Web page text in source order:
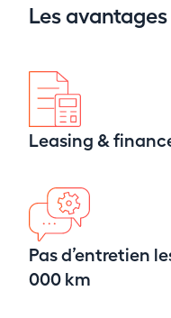
Les
Leasing &
Pas d’entretien
000 km